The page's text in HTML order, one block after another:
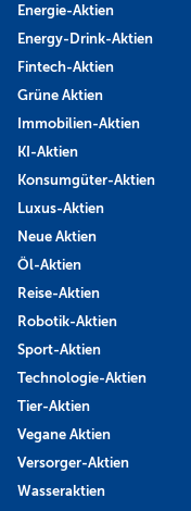
Energie-Aktien
Energy-Drink-Aktien
Fintech-Aktien
Grüne Aktien
Immobilien-Aktien
KI-Aktien
Konsumgüter-Aktien
Luxus-Aktien
Neue Aktien
Öl-Aktien
Reise-Aktien
Robotik-Aktien
Sport-Aktien
Technologie-Aktien
Tier-Aktien
Vegane Aktien
Versorger-Aktien
Wasseraktien